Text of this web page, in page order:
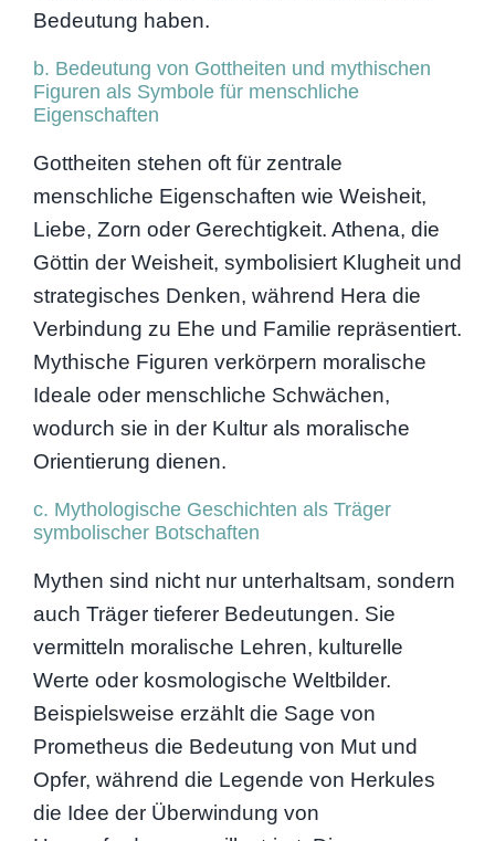
Bedeutung haben.
b. Bedeutung von Gottheiten und mythischen
Figuren als Symbole für menschliche
Eigenschaften
Gottheiten stehen oft für zentrale
menschliche Eigenschaften wie Weisheit,
Liebe, Zorn oder Gerechtigkeit. Athena, die
Göttin der Weisheit, symbolisiert Klugheit und
strategisches Denken, während Hera die
Verbindung zu Ehe und Familie repräsentiert.
Mythische Figuren verkörpern moralische
Ideale oder menschliche Schwächen,
wodurch sie in der Kultur als moralische
Orientierung dienen.
c. Mythologische Geschichten als Träger
symbolischer Botschaften
Mythen sind nicht nur unterhaltsam, sondern
auch Träger tieferer Bedeutungen. Sie
vermitteln moralische Lehren, kulturelle
Werte oder kosmologische Weltbilder.
Beispielsweise erzählt die Sage von
Prometheus die Bedeutung von Mut und
Opfer, während die Legende von Herkules
die Idee der Überwindung von